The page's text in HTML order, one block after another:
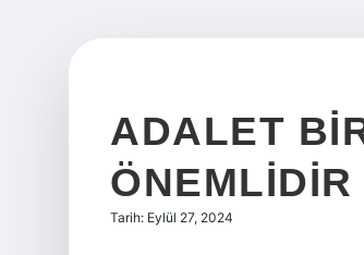
ADALET
ÖNEMLIDIR
Tarih: Eylül 27, 2024